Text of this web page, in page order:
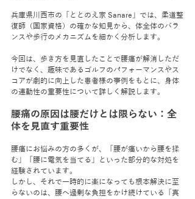
兵庫県川西市の「ととのえ家 Sanare」では、柔道整
復師（国家資格）の確かな知見から、体全体のバラ
ンスや歩行のメカニズムを細かく分析します。
今回は、歩き方を見直したことで腰痛が解消しただ
けでなく、趣味であるゴルフのパフォーマンスやス
コアが劇的に向上した患者様の事例をもとに、身体
の連動性の重要性について詳しく解説します。
腰痛の原因は腰だけとは限らない：全
体を見直す重要性
腰痛にお悩みの方の多くが、「腰が痛いから腰を揉
む」「腰に電気を当てる」といった部分的な対処を
経験されています。
しかし、それで一時的に楽になっても根本解決に至
らないのは、腰へ過剰な負担をかけ続けている「真